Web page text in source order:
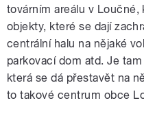
továrním areálu v
objekty, které se dají
centrální halu na nějaké
parkovací dom atd. Je
která se dá přestavět na
to takové centrum obce